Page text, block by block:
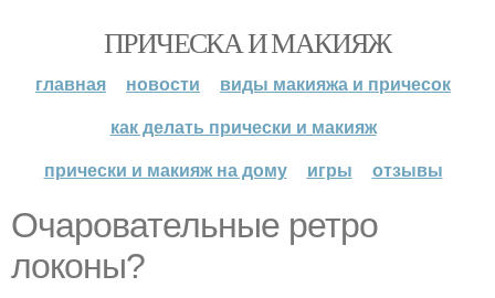
ПРИЧЕСКА И МАКИЯЖ
главная новости
виды макияжа и причесок
как делать прически и макияж
прически и макияж на дому
игры отзывы
Очаровательные ретро
локоны?